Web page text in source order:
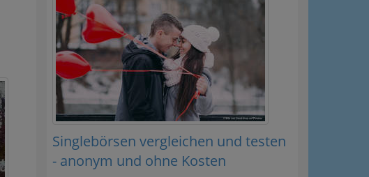
Singlebörsen vergleichen und testen
- anonym und ohne Kosten